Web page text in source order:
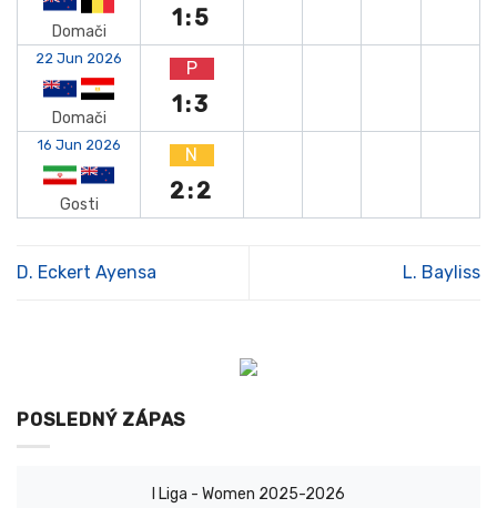
Domači
1:5
22 Jun 2026
Domači
P
1:3
16 Jun 2026
Gosti
N
2:2
D. Eckert Ayensa L. Bayliss
POSLEDNÝ ZÁPAS
I Liga - Women 2025-2026